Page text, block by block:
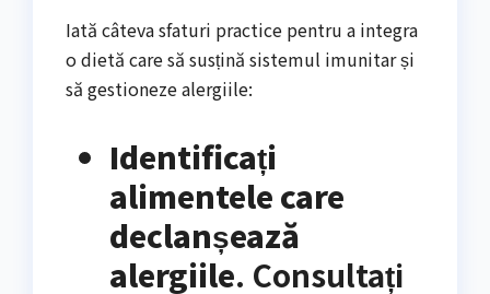
Iată câteva sfaturi practice pentru a integra
o dietă care să susțină sistemul imunitar și
să gestioneze alergiile:
Identificați
alimentele care
declanșează
alergiile. Consultați